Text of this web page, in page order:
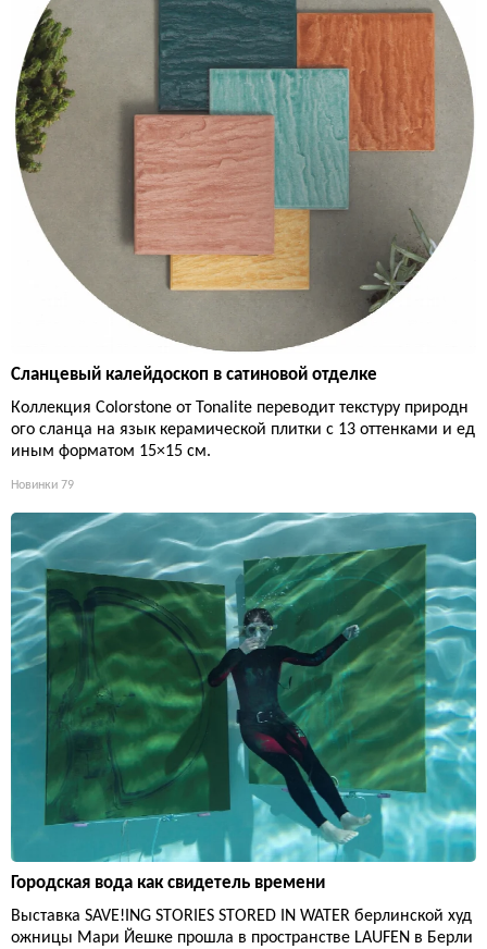
Сланцевый калейдоскоп в сатиновой отделке
Коллекция Colorstone от Tonalite переводит текстуру природн
ого сланца на язык керамической плитки с 13 оттенками и ед
иным форматом 15×15 см.
Новинки 79
Городская вода как свидетель времени
Выставка SAVE!ING STORIES STORED IN WATER берлинской худ
ожницы Мари Йешке прошла в пространстве LAUFEN в Берли